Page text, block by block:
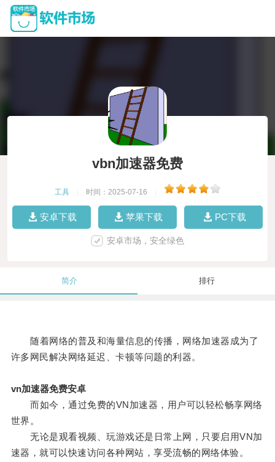
vbn加速器免费
工具 时间：2025-07-16
安卓下载 苹果下载 PC下载
安卓市场，安全绿色
简介 排行
随着网络的普及和海量信息的传播，网络加速器成为了
许多网民解决网络延迟、卡顿等问题的利器。
vn加速器免费安卓
而如今，通过免费的VN加速器，用户可以轻松畅享网络
世界。
无论是观看视频、玩游戏还是日常上网，只要启用VN加
速器，就可以快速访问各种网站，享受流畅的网络体验。